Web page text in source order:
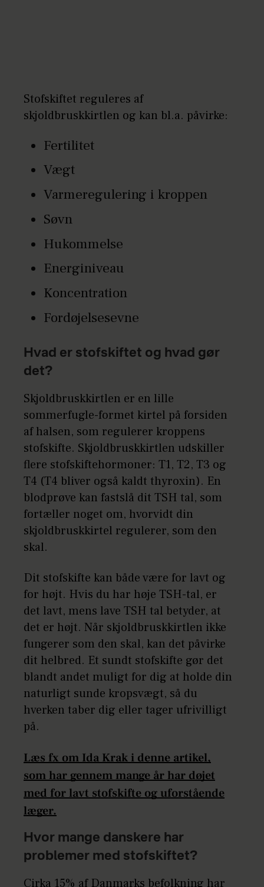
Stofskiftet reguleres af
skjoldbruskkirtlen og kan bl.a. påvirke:
Fertilitet
Vægt
Varmeregulering i kroppen
Søvn
Hukommelse
Energiniveau
Koncentration
Fordøjelsesevne
Hvad er stofskiftet og hvad gør
det?
Skjoldbruskkirtlen er en lille
sommerfugle-formet kirtel på forsiden
af halsen, som regulerer kroppens
stofskifte. Skjoldbruskkirtlen udskiller
flere stofskiftehormoner: T1, T2, T3 og
T4 (T4 bliver også kaldt thyroxin). En
blodprøve kan fastslå dit TSH tal, som
fortæller noget om, hvorvidt din
skjoldbruskkirtel regulerer, som den
skal.
Dit stofskifte kan både være for lavt og
for højt. Hvis du har høje TSH-tal, er
det lavt, mens lave TSH tal betyder, at
det er højt. Når skjoldbruskkirtlen ikke
fungerer som den skal, kan det påvirke
dit helbred. Et sundt stofskifte gør det
blandt andet muligt for dig at holde din
naturligt sunde kropsvægt, så du
hverken taber dig eller tager ufrivilligt
på.
Læs fx om Ida Krak i denne artikel,
som har gennem mange år har døjet
med for lavt stofskifte og uforstående
læger.
Hvor mange danskere har
problemer med stofskiftet?
Cirka 15% af Danmarks befolkning har